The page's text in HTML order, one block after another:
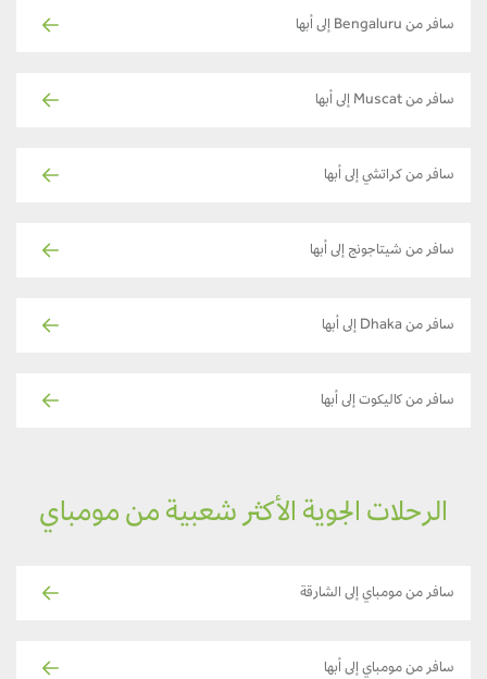
سافر من Bengaluru إلى أبها
سافر من Muscat إلى أبها
سافر من كراتشي إلى أبها
سافر من شيتاجونج إلى أبها
سافر من Dhaka إلى أبها
سافر من كاليكوت إلى أبها
الرحلات الجوية الأكثر شعبية من مومباي
سافر من مومباي إلى الشارقة
سافر من مومباي إلى أبها